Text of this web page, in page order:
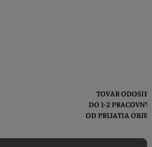
OD PRIJATIA OBJEDNÁVKY